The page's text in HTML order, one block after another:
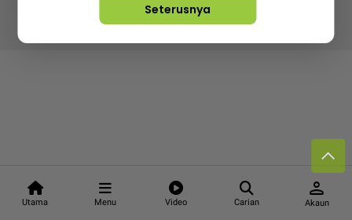
Utama Menu Video Carian
person
Akaun
Hakcipta Terpelihara ©2026. Star Media Group Berhad
Seterusnya